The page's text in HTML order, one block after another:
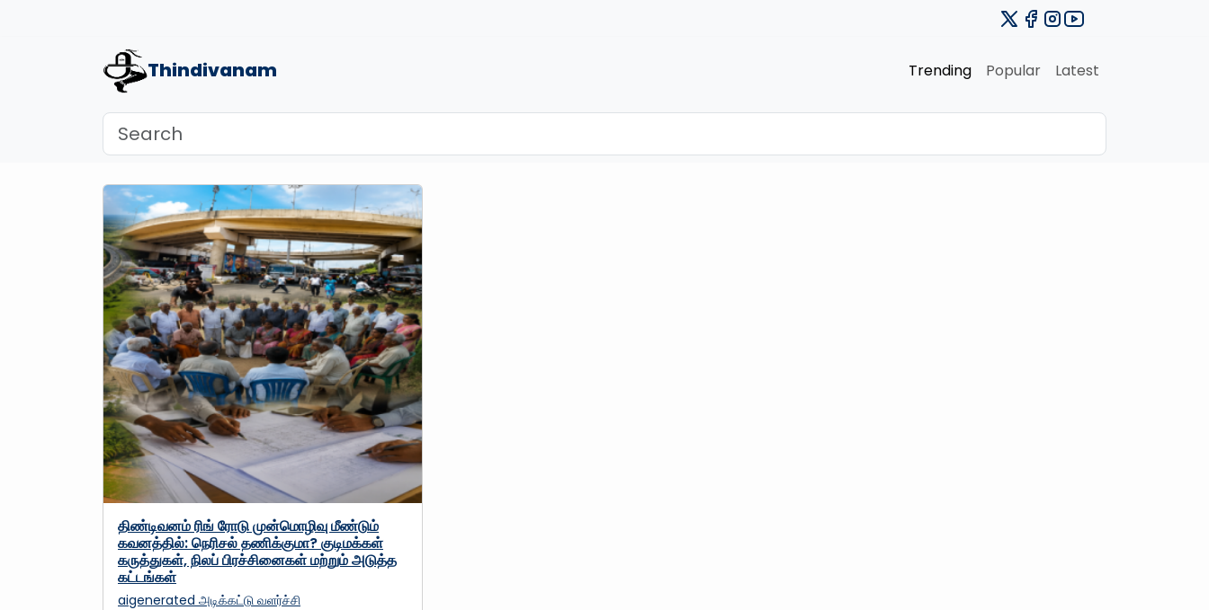
Thindivanam Trending Popular Latest
திண்டிவனம் ரிங் ரோடு முன்மொழிவு மீண்டும்
கவனத்தில்: நெரிசல் தணிக்குமா? குடிமக்கள்
கருத்துகள், நிலப் பிரச்சினைகள் மற்றும் அடுத்த
கட்டங்கள்
aigenerated அடிக்கட்டு வளர்ச்சி